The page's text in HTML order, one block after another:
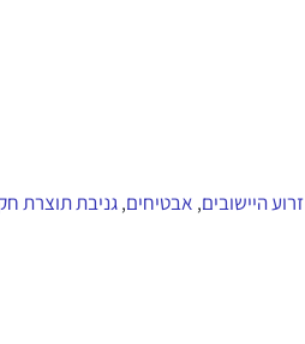
זרוע היישובים, אבטיחים,גניבת תוצרת